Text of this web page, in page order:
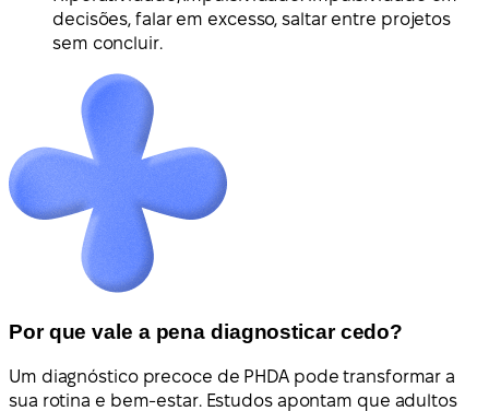
decisões, falar em excesso, saltar entre projetos
sem concluir.
Por que vale a pena diagnosticar cedo?
Um diagnóstico precoce de PHDA pode transformar a
sua rotina e bem-estar. Estudos apontam que adultos